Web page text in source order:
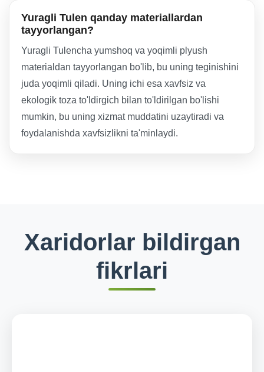
Yuragli Tulen qanday materiallardan
tayyorlangan?
Yuragli Tulencha yumshoq va yoqimli plyush
materialdan tayyorlangan bo'lib, bu uning teginishini
juda yoqimli qiladi. Uning ichi esa xavfsiz va
ekologik toza to'ldirgich bilan to'ldirilgan bo'lishi
mumkin, bu uning xizmat muddatini uzaytiradi va
foydalanishda xavfsizlikni ta'minlaydi.
Xaridorlar bildirgan
fikrlari